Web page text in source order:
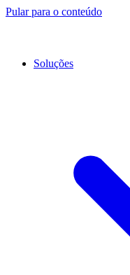
Pular para o conteúdo
Soluções